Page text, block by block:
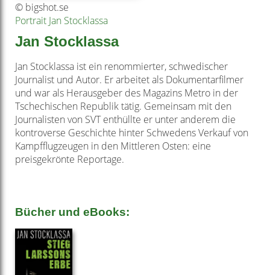
© bigshot.se
Portrait Jan Stocklassa
Jan Stocklassa
Jan Stocklassa ist ein renommierter, schwedischer
Journalist und Autor. Er arbeitet als Dokumentarfilmer
und war als Herausgeber des Magazins Metro in der
Tschechischen Republik tätig. Gemeinsam mit den
Journalisten von SVT enthüllte er unter anderem die
kontroverse Geschichte hinter Schwedens Verkauf von
Kampfflugzeugen in den Mittleren Osten: eine
preisgekrönte Reportage.
Bücher und eBooks: